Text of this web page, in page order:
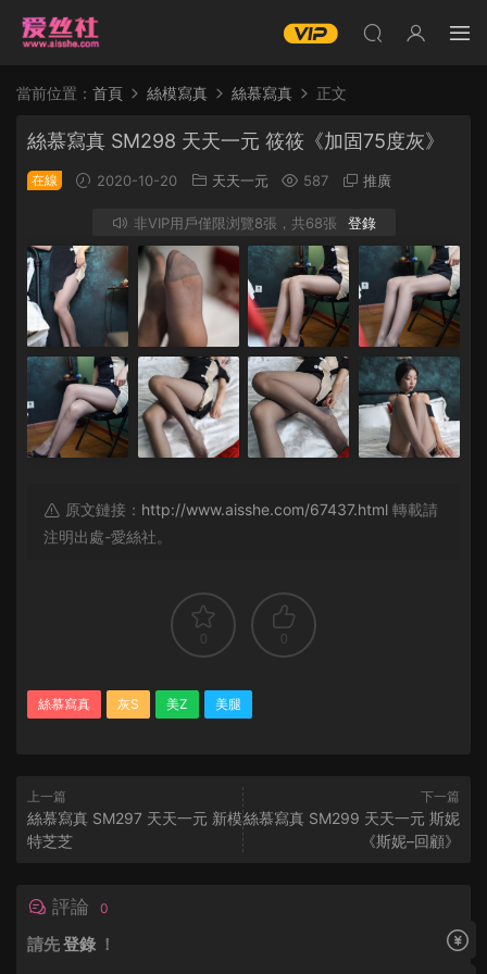
當前位置： 首頁 絲模寫真 絲慕寫真 正文
絲慕寫真 SM298 天天一元 筱筱《加固75度灰》
在線 2020-10-20 天天一元 587 推廣
非VIP用戶僅限浏覽8張，共68張 登錄
原文鏈接： http://www.aisshe.com/67437.html 轉載請
注明出處-愛絲社。
0 0
絲慕寫真 灰S 美Z 美腿
上一篇
絲慕寫真 SM297 天天一元 新模
特芝芝
下一篇
絲慕寫真 SM299 天天一元 斯妮
《斯妮–回顧》
評論 0
請先登錄 ！